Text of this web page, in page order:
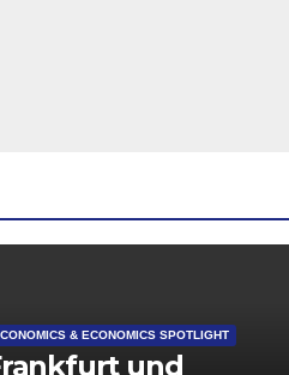
& ECONOMICS SPOTLIGHT
und